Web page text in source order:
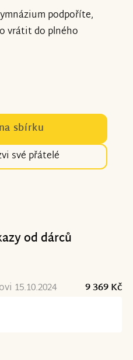
podpoříte,
vrátit do plného
sbírku
své přátelé
od dárců
15.10.2024
9 369 Kč